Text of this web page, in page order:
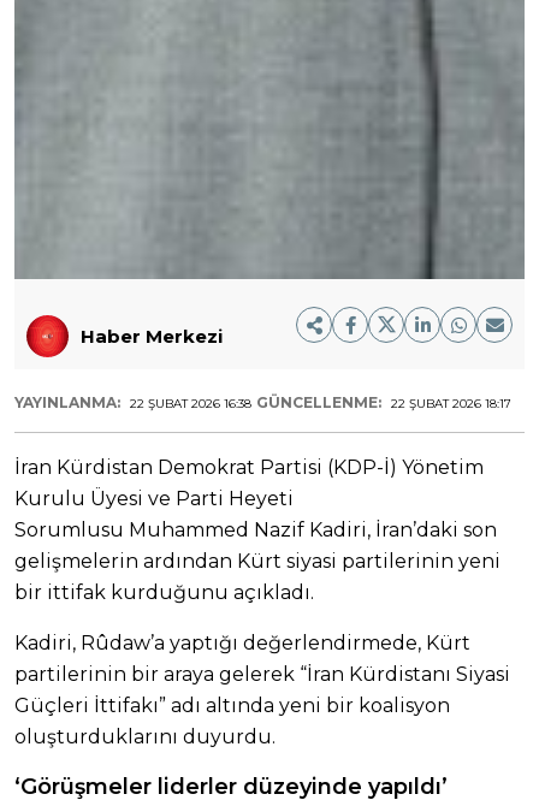
Haber Merkezi
YAYINLANMA: 22 ŞUBAT 2026 16:38 GÜNCELLENME: 22 ŞUBAT 2026 18:17
İran Kürdistan Demokrat Partisi (KDP-İ) Yönetim
Kurulu Üyesi ve Parti Heyeti
Sorumlusu Muhammed Nazif Kadiri, İran’daki son
gelişmelerin ardından Kürt siyasi partilerinin yeni
bir ittifak kurduğunu açıkladı.
Kadiri, Rûdaw’a yaptığı değerlendirmede, Kürt
partilerinin bir araya gelerek “İran Kürdistanı Siyasi
Güçleri İttifakı” adı altında yeni bir koalisyon
oluşturduklarını duyurdu.
‘Görüşmeler liderler düzeyinde yapıldı’